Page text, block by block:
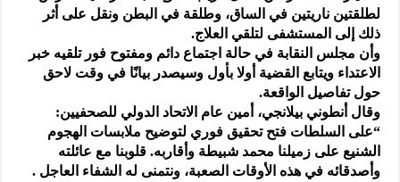
لطلقتين ناريتين في الساق، وطلقة في البطن ونقل على أثر
ذلك إلى المستشفى لتلقي العلاج.
وأن مجلس النقابة في حالة اجتماع دائم ومفتوح فور تلقيه خبر
الاعتداء ويتابع القضية أولا بأول وسيصدر بيانًا في وقت لاحق
حول تفاصيل الواقعة.
وقال أنطوني بيلانجي، أمين عام الاتحاد الدولي للصحفيين:
“على السلطات فتح تحقيق فوري لتوضيح ملابسات الهجوم
الشنيع على زميلنا محمد شبيطة وأقاربه. قلوبنا مع عائلته
وأصدقائه في هذه الأوقات الصعبة، ونتمنى له الشفاء العاجل .